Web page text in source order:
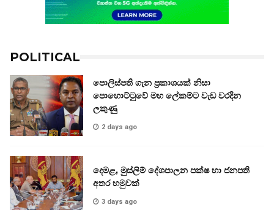
POLITICAL
පොලිස්පති ගැන ප්‍රකාශයක් නිසා
පොහොට්ටුවේ මහ ලේකම්ට වැඩ වරදින
ලකුණු
2 days ago
දෙමළ, මුස්ලිම් දේශපාලන පක්ෂ හා ජනපති
අතර හමුවක්
3 days ago